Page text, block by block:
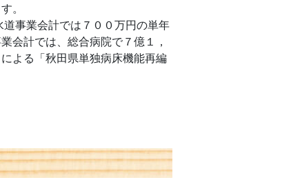
。
事業会計では７００万円の単年
会計では、総合病院で７億１，
よる「秋田県単独病床機能再編